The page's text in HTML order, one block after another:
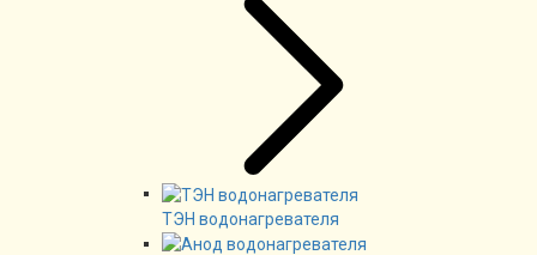
ТЭН водонагревателя